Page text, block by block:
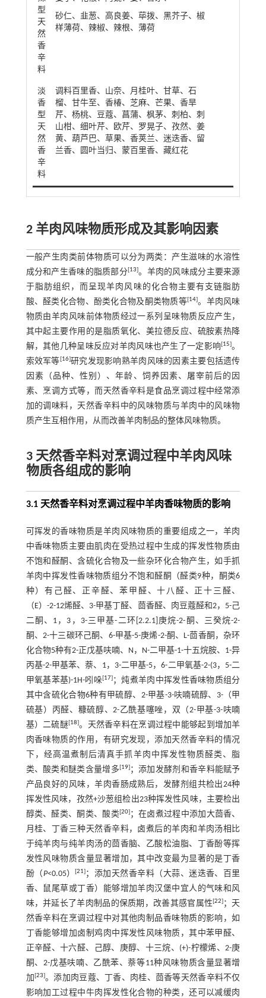
型
天
然
香
辛
料
砂仁、韭葱、高良姜、荜拨、黑芥子、椒
样薄荷、辣椒、辣根、薄荷
淡
香
型
天
然
香
辛
料
调料百里香、山奈、月桂叶、甘草、石
榴、甘牛至、香椿、芝麻、芒果、香旱
芹、杨桃、豆蔻、菖蒲、枫茅、刺柏、刺
山柑、细叶芹、欧芹、罗晃子、孜然、姜
黄、葫芦巴、草果、香荚兰、迷迭香、留
兰香、圆叶当归、蒙百里香、藏红花
2 羊肉风味物质形成及其影响因素
一般产生肉类前体物质可以分为两类：产生滋味的水溶性
成分和产生香味的脂质部分[13]。羊肉的风味成分主要来源
于脂肪组织，而呈现羊肉风味的化合物主要有支链脂肪
酸、醛类化合物、酚类化合物及酮类物质等[14]。羊肉风味
物质由羊肉风味前体物质经过一系列呈味物质反应产生，
其中起主要作用的是脂质氧化、美拉德反应、硫胺素热降
解，其他几种呈味反应对羊肉风味也产生了一定影响[15]。
索效军等[16]研究发现影响熟羊肉风味的因素主要包括遗传
因素（品种、性别）、年龄、饲养因素、屠宰前后的因
素、烹调方式等，而天然香辛料是食品烹调过程中经常添
加的调味料，天然香辛料中的风味物质与羊肉中的风味物
质产生互相作用，从而改善羊肉制品的整体风味物质。
3 天然香辛料对烹调过程中羊肉风味
物质各组成的影响
3.1 天然香辛料对烹调过程中羊肉香味物质的影响
可挥发的香味物质是羊肉风味物质的重要组成之一，羊肉
中香味物质主要由肌肉在受热过程中生成的挥发性物质由
不饱和醛酮、含硫化合物及一些杂环化合物产生，如手抓
羊肉中挥发性香味物质组分不饱和醛酮（醛类9种，酮类6
种）有己醛、正辛醛、苯甲醛、十八醛、正十三醛、
（E）-2-12烯醛、3-甲基丁醛、茴香醛、肉豆蔻醛和2，5-己
二酮、1，3，3-三甲基-二环[2.2.1]庚烷-2-酮、三癸烷-2-
酮、2-十三碳环己酮、6-甲基-5-庚烯-2-酮、L-茴香酮，杂环
化合物5种有2-正戊基呋喃、N，N-二甲基-1-十五烷胺、1-异
丙基-2-甲基苯、萘、1，3-二甲基-5，6-二甲氧基-2-(3，5-二
甲氧基苯基)-1H-吲哚[17] ；炖煮羊肉中挥发性香味物质组分
其中含硫化合物6种有甲硫醇、2-甲基-3-呋喃硫醇、3-（甲
硫基）丙醛、糠硫醇、2-乙酰基噻唑，双（2-甲基-3-呋喃
基）二硫醚[18]。天然香辛料在烹调过程中能够起到增加羊
肉香味物质的作用，有研究发现，添加天然香辛料的情况
下，经高温煮制后清真手抓羊肉中挥发性物质醛类、脂
类、酸类和醚类含量增多[19]；添加发酵剂和香辛料能赋予
产品良好的风味，羊肉香肠成熟后，发酵剂组共检出24种
挥发性风味，孜然+沙葱组检出23种挥发性风味，主要检出
醇类、醛类、酮类、酸类[20]；在卤煮过程中添加大茴香、
月桂、丁香三种天然香辛料，卤煮后的羊肉和羊肉汤相比
于纯羊肉与纯羊肉汤的茴香脑、乙酸松油脂、丁香酚等挥
发性风味物质含量显著增加，其中改变最为显著的是丁香
酚（P<0.05）[21] ；添加天然香辛料（大蒜、迷迭香、百里
香、鼠尾草或丁香）能够增加羊肉汉堡中宜人的气味和风
味，并延长了羊肉制品的保质期，改善其感官属性[22] ；天
然香辛料在烹调过程中对其他肉制品香味物质的影响，如
丁香能够增加卤制鸡肉中挥发性风味物质，其中苯甲醛、
正辛醛、十六醛、己醇、庚醇、十三烷、(+)-柠檬烯、2-庚
酮、2-戊基呋喃、乙酰苯、萘等11种风味物质含量显著增
加 [23]。添加肉豆蔻、丁香、肉桂、茴香等天然香辛料不仅
影响加工过程中牛肉挥发性化合物的种类，还可以减缓肉